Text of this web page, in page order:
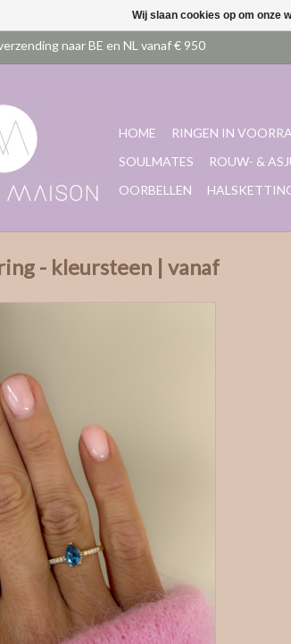
HOME RINGEN IN
SOULMATES
ROUW- &
OORBELLEN
- kleursteen | vanaf
Wij slaan cookies op om onze